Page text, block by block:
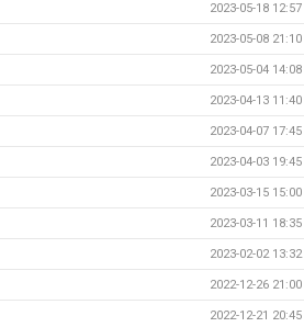
2023-05-18 12:57
2023-05-08 21:10
2023-05-04 14:08
2023-04-13 11:40
2023-04-07 17:45
2023-04-03 19:45
2023-03-15 15:00
2023-03-11 18:35
2023-02-02 13:32
2022-12-26 21:00
2022-12-21 20:45